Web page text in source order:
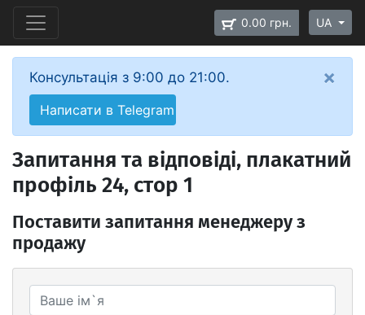
0.00 грн. UA
Консультація з 9:00 до 21:00.
Написати в Telegram
×
Запитання та відповіді, плакатний
профіль 24, стор 1
Поставити запитання менеджеру з
продажу